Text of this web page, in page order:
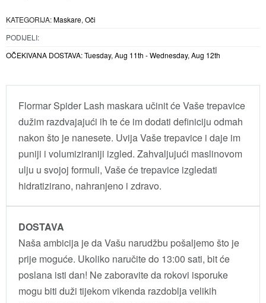
KATEGORIJA:Maskare, Oči
PODIJELI:
OČEKIVANA DOSTAVA:Tuesday, Aug 11th - Wednesday, Aug 12th
Flormar Spider Lash maskara učinit će Vaše trepavice
dužim razdvajajući ih te će im dodati definiciju odmah
nakon što je nanesete. Uvija Vaše trepavice i daje im
puniji i volumiziraniji izgled. Zahvaljujući maslinovom
ulju u svojoj formuli, Vaše će trepavice izgledati
hidratizirano, nahranjeno i zdravo.
DOSTAVA
Naša ambicija je da Vašu narudžbu pošaljemo što je
prije moguće. Ukoliko naručite do 13:00 sati, bit će
poslana isti dan! Ne zaboravite da rokovi isporuke
mogu biti duži tijekom vikenda razdoblja velikih